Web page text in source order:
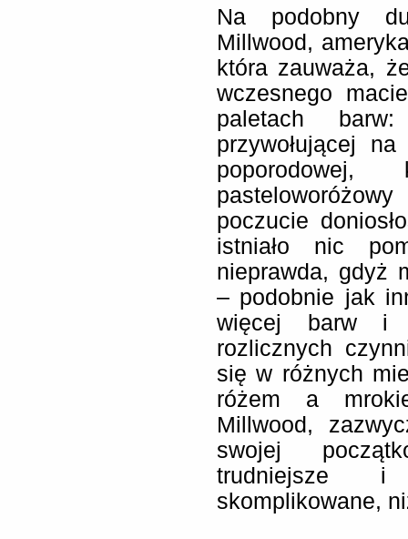
Na podobny
Millwood,
która zauważa,
wczesnego
paletach
przywołującej
poczucie
istniało nic
nieprawda, gdyż
– podobnie jak
więcej barw i
rozlicznych
się w różnych
różem a
Millwood,
swojej
trudniejsze i
skomplikowane,